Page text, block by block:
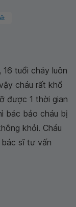
tuổi cháy luôn
cháu rất khổ
được 1 thời gian
bác bảo cháu bị
khỏi. Cháu
bác sĩ tư vấn